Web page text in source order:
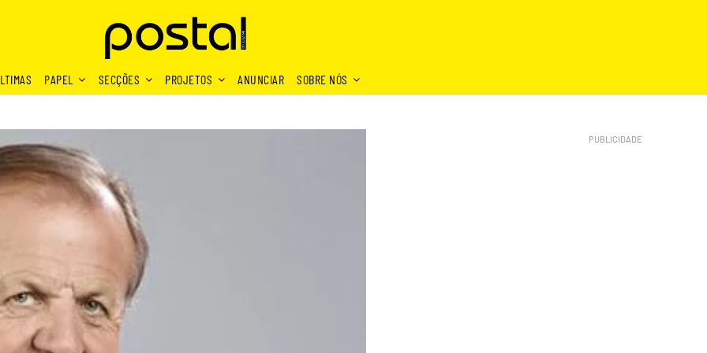
PAPEL SECÇÕES PROJETOS ANUNCIAR SOBRE NÓS